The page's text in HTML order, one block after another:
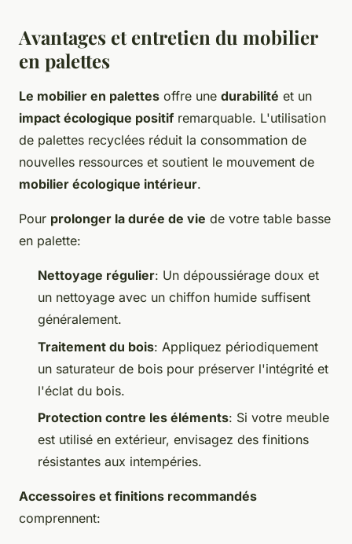
Avantages et entretien du mobilier
en palettes
Le mobilier en palettes offre une durabilité et un
impact écologique positifremarquable. L'utilisation
de palettes recyclées réduit la consommation de
nouvelles ressources et soutient le mouvement de
mobilier écologique intérieur.
Pour prolonger la durée de vie de votre table basse
en palette:
Nettoyage régulier: Un dépoussiérage doux et
un nettoyage avec un chiffon humide suffisent
généralement.
Traitement du bois: Appliquez périodiquement
un saturateur de bois pour préserver l'intégrité et
l'éclat du bois.
Protection contre les éléments: Si votre meuble
est utilisé en extérieur, envisagez des finitions
résistantes aux intempéries.
Accessoires et finitions recommandés
comprennent: